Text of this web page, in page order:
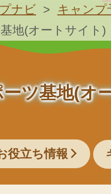
ナビ
キャンプ
地(オートサイト)
ツ基地(オ
役立ち情報